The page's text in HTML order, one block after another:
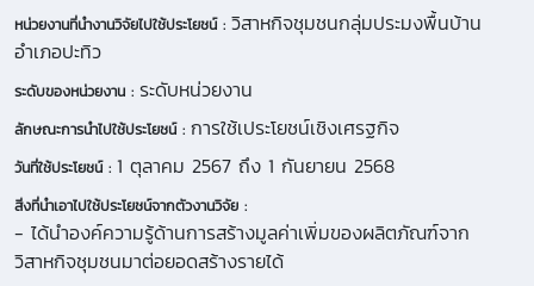
หน่วยงานที่นำงานวิจัยไปใช้ประโยชน์ : วิสาหกิจชุมชนกลุ่มประมงพื้นบ้าน
อำเภอปะทิว
ระดับของหน่วยงาน : ระดับหน่วยงาน
ลักษณะการนำไปใช้ประโยชน์ : การใช้เประโยชน์เชิงเศรฐกิจ
วันที่ใช้ประโยชน์ : 1 ตุลาคม 2567 ถึง 1 กันยายน 2568
สิ่งที่นำเอาไปใช้ประโยชน์จากตัวงานวิจัย :
- ได้นำองค์ความรู้ด้านการสร้างมูลค่าเพิ่มของผลิตภัณฑ์จาก
วิสาหกิจชุมชนมาต่อยอดสร้างรายได้